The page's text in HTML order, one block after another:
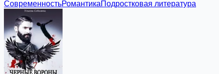
СовременностьРомантикаПодростковая литература